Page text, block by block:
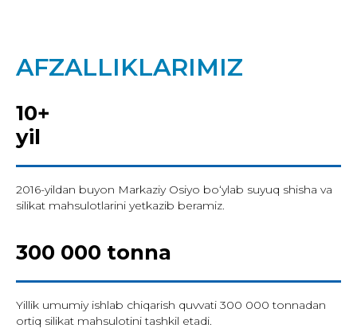
AFZALLIKLARIMIZ
10+
yil
2016-yildan buyon Markaziy Osiyo bo‘ylab suyuq shisha va
silikat mahsulotlarini yetkazib beramiz.
300 000 tonna
Yillik umumiy ishlab chiqarish quvvati 300 000 tonnadan
ortiq silikat mahsulotini tashkil etadi.